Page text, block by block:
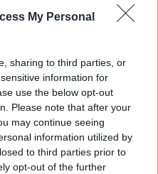
My Personal
sharing to third parties, or
information for
use the below opt-out
Please note that after your
may continue seeing
information utilized by
to third parties prior to
opt-out of the further